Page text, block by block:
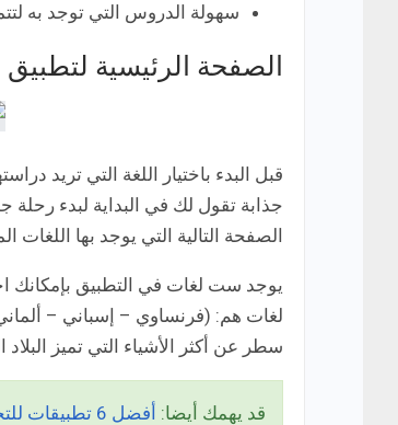
سهولة الدروس التي توجد به
الصفحة الرئيسية
قبل البدء باختيار اللغة التي تريد
الصفحة التالية التي يوجد بها اللغات
لغات هم: (فرنساوي – إسباني –
سطر عن أكثر الأشياء التي تميز البلاد
قد يهمك أيضا: أفضل 6 تطبيقات للتحدث مع الآخرين لممارسة اللغات للاندرويد والايفون